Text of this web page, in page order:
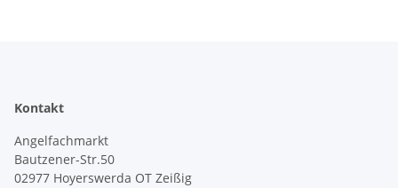
Kontakt
Angelfachmarkt
Bautzener-Str.50
02977 Hoyerswerda OT Zeißig